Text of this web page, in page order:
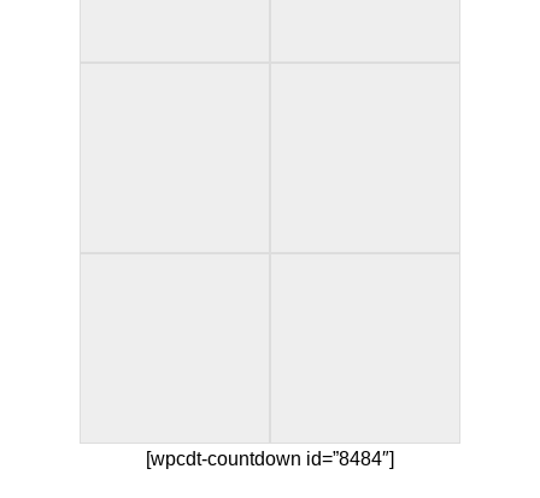
[wpcdt-countdown id=”8484″]